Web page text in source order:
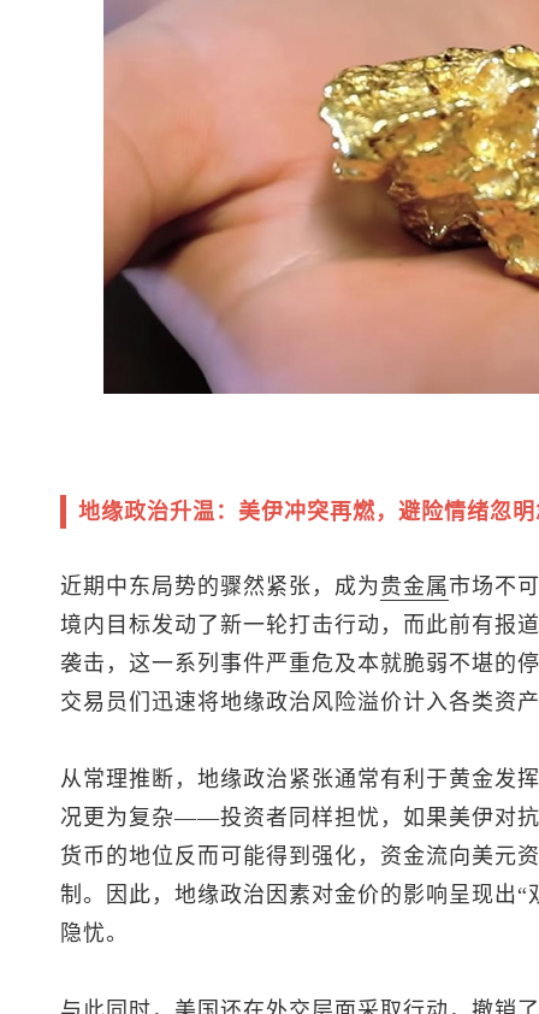
地缘政治升温：美伊冲突再燃，避险情绪忽
近期中东局势的骤然紧张，成为贵金属市场不
境内目标发动了新一轮打击行动，而此前有报
袭击，这一系列事件严重危及本就脆弱不堪的
交易员们迅速将地缘政治风险溢价计入各类资
从常理推断，地缘政治紧张通常有利于黄金发
况更为复杂——投资者同样担忧，如果美伊对
货币的地位反而可能得到强化，资金流向美元
制。因此，地缘政治因素对金价的影响呈现出
隐忧。